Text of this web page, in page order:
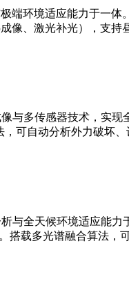
端环境适应能力于一
像、激光补光），支持
多传感器技术，实现
可自动分析外力破坏
全天候环境适应能
搭载多光谱融合算法，